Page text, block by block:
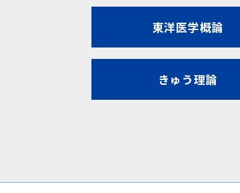
東洋医学概論
きゅう理論